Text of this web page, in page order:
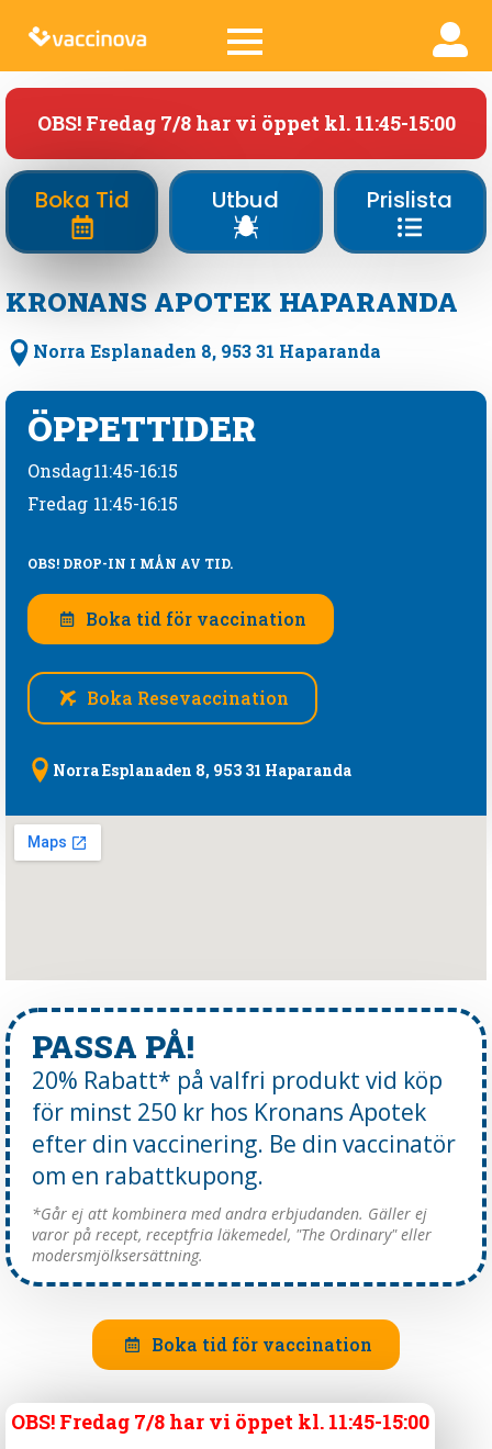
OBS! Fredag 7/8 har vi öppet kl. 11:45-15:00
Boka Tid Utbud Prislista
KRONANS APOTEK HAPARANDA
Norra Esplanaden 8, 953 31 Haparanda
ÖPPETTIDER
Onsdag11:45-16:15
Fredag 11:45-16:15
OBS! DROP-IN I MÅN AV TID.
Boka tid för vaccination
Boka Resevaccination
Norra Esplanaden 8, 953 31 Haparanda
PASSA PÅ!
20% Rabatt* på valfri produkt vid köp
för minst 250 kr hos Kronans Apotek
efter din vaccinering. Be din vaccinatör
om en rabattkupong.
*Går ej att kombinera med andra erbjudanden. Gäller ej
varor på recept, receptfria läkemedel, "The Ordinary" eller
modersmjölksersättning.
Boka tid för vaccination
OBS! Fredag 7/8 har vi öppet kl. 11:45-15:00